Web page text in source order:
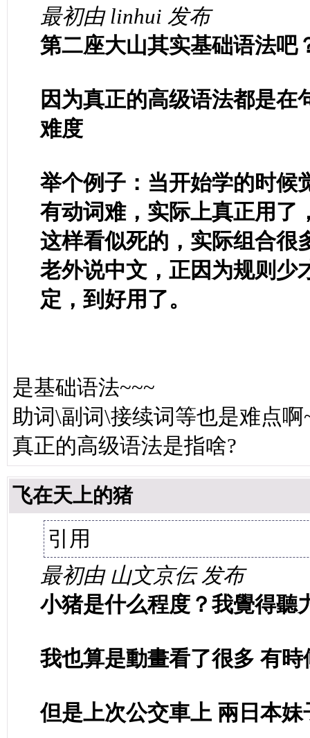
最初由 linhui 发布
第二座大山其实基础语法吧
因为真正的高级语法都是
难度
举个例子：当开始学的时候
有动词难，实际上真正用了
这样看似死的，实际组合很
老外说中文，正因为规则少
定，到好用了。
是基础语法~~~
助词\副词\接续词等也是难点
真正的高级语法是指啥?
飞在天上的猪
引用
最初由 山文京伝 发布
小猪是什么程度？我覺得聽
我也算是動畫看了很多 有
但是上次公交車上 兩日本